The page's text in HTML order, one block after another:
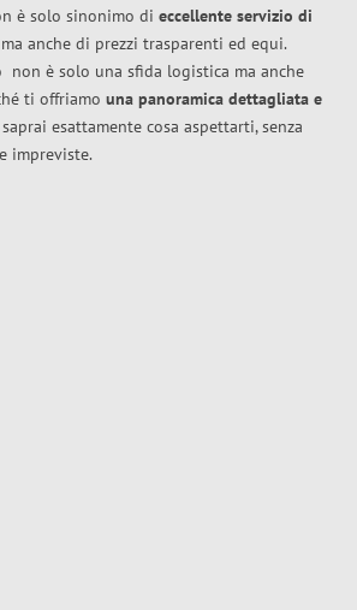
è solo sinonimo di eccellente servizio di
anche di prezzi trasparenti ed equi.
non è solo una sfida logistica ma anche
ti offriamo una panoramica dettagliata e
esattamente cosa aspettarti, senza
impreviste.